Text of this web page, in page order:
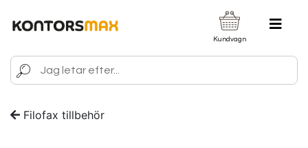
Kundvagn
Filofax tillbehör